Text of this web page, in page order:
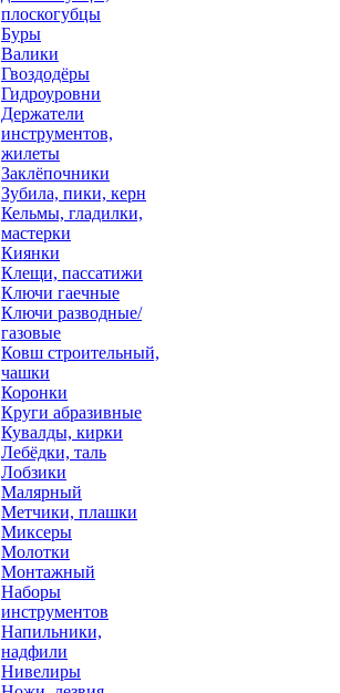
плоскогубцы
Буры
Валики
Гвоздодёры
Гидроуровни
Держатели
инструментов,
жилеты
Заклёпочники
Зубила, пики, керн
Кельмы, гладилки,
мастерки
Киянки
Клещи, пассатижи
Ключи гаечные
Ключи разводные/
газовые
Ковш строительный,
чашки
Коронки
Круги абразивные
Кувалды, кирки
Лебёдки, таль
Лобзики
Малярный
Метчики, плашки
Миксеры
Молотки
Монтажный
Наборы
инструментов
Напильники,
надфили
Нивелиры